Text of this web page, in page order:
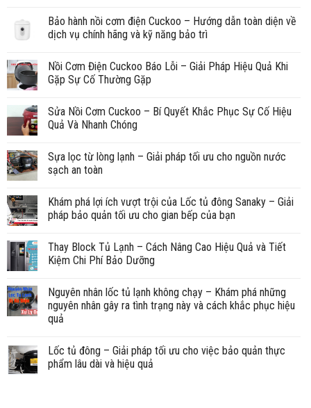
Bảo hành nồi cơm điện Cuckoo – Hướng dẫn toàn diện về
dịch vụ chính hãng và kỹ năng bảo trì
Nồi Cơm Điện Cuckoo Báo Lỗi – Giải Pháp Hiệu Quả Khi
Gặp Sự Cố Thường Gặp
Sửa Nồi Cơm Cuckoo – Bí Quyết Khắc Phục Sự Cố Hiệu
Quả Và Nhanh Chóng
Sựa lọc từ lòng lạnh – Giải pháp tối ưu cho nguồn nước
sạch an toàn
Khám phá lợi ích vượt trội của Lốc tủ đông Sanaky – Giải
pháp bảo quản tối ưu cho gian bếp của bạn
Thay Block Tủ Lạnh – Cách Nâng Cao Hiệu Quả và Tiết
Kiệm Chi Phí Bảo Dưỡng
Nguyên nhân lốc tủ lạnh không chạy – Khám phá những
nguyên nhân gây ra tình trạng này và cách khắc phục hiệu
quả
Lốc tủ đông – Giải pháp tối ưu cho việc bảo quản thực
phẩm lâu dài và hiệu quả